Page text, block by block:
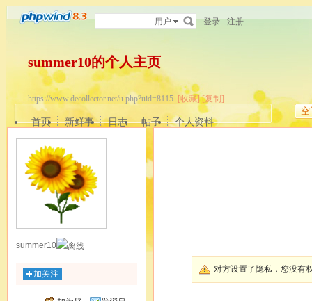
用户 登录 注册
summer10的个人主页
https://www.decollector.net/u.php?uid=8115 [收藏] [复制]
空
首页 新鲜事 日志 帖子 个人资料
summer10
加关注 对方设置了隐私，您没有